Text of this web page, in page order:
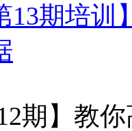
13期培
期】 教你